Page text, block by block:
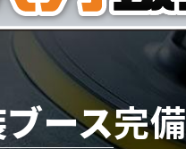
ース完備